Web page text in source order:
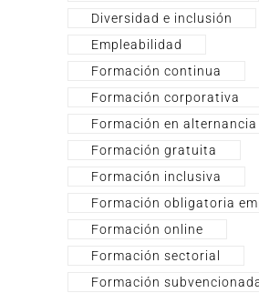
Diversidad e inclusión
Empleabilidad
Formación continua
Formación corporativa
Formación en alternancia
Formación gratuita
Formación inclusiva
Formación obligatoria
Formación online
Formación sectorial
Formación